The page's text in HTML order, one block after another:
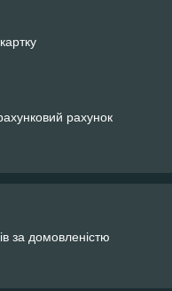
рахунок
за домовленістю